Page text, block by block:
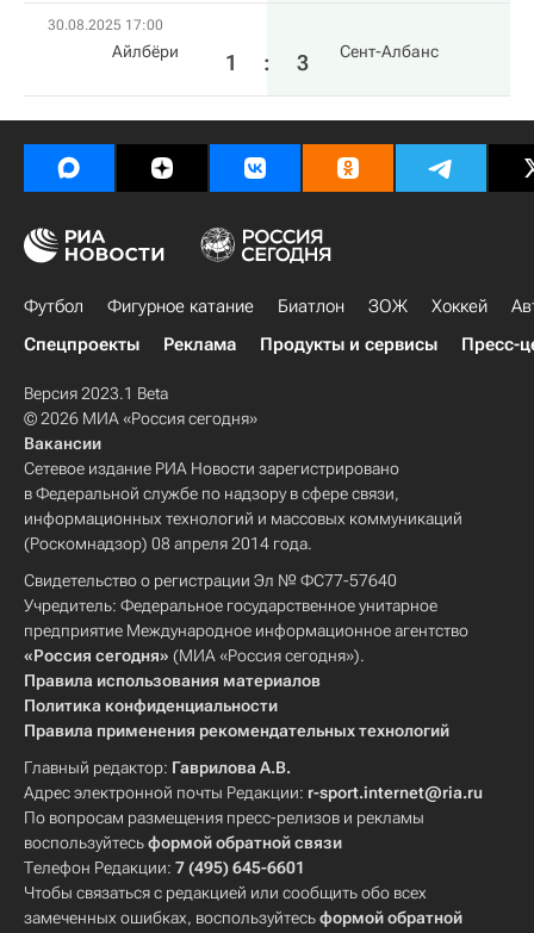
30.08.2025 17:00
Айлбёри 1 : 3 Сент-Албанс
Футбол Фигурное катание Биатлон ЗОЖ Хоккей
Спецпроекты
Реклама Продукты и сервисы Пресс-
Версия 2023.1 Beta
© 2026 МИА «Россия сегодня»
Вакансии
Сетевое издание РИА Новости зарегистрировано
в Федеральной службе по надзору в сфере связи,
информационных технологий и массовых коммуникаций
(Роскомнадзор) 08 апреля 2014 года.
Свидетельство о регистрации Эл № ФС77-57640
Учредитель: Федеральное государственное унитарное
предприятие Международное информационное агентство
«Россия сегодня» (МИА «Россия сегодня»).
Правила использования материалов
Политика конфиденциальности
Правила применения рекомендательных технологий
Главный редактор: Гаврилова А.В.
Адрес электронной почты Редакции: r-sport.internet@ria.ru
По вопросам размещения пресс-релизов и рекламы
воспользуйтесьформой обратной связи
Телефон Редакции: 7 (495) 645-6601
Чтобы связаться с редакцией или сообщить обо всех
замеченных ошибках, воспользуйтесьформой обратной